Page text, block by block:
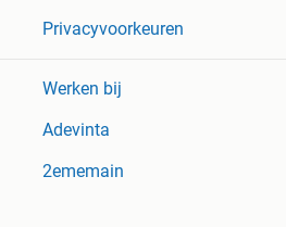
Privacyvoorkeuren
Werken bij
Adevinta
2ememain